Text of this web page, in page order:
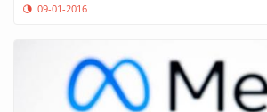
09-01-2016